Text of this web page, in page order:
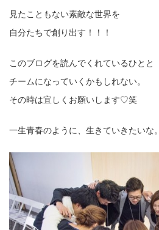
見たこともない素敵な世界を
自分たちで創り出す！！！
このブログを読んでくれているひとと
チームになっていくかもしれない。
その時は宜しくお願いします♡笑
一生青春のように、生きていきたいな。